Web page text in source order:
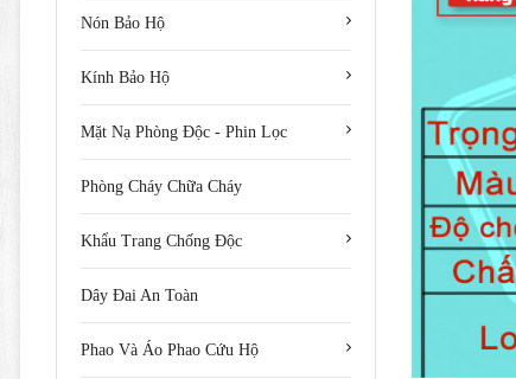
Nón Bảo Hộ
Kính Bảo Hộ
Mặt Nạ Phòng Độc - Phin Lọc
Phòng Cháy Chữa Cháy
Khẩu Trang Chống Độc
Dây Đai An Toàn
Phao Và Áo Phao Cứu Hộ